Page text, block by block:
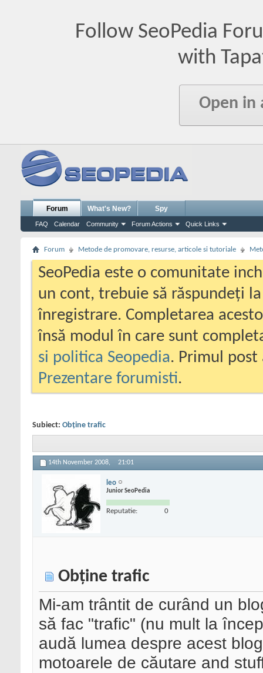
Follow SeoPedia
with
Open in
Forum
FAQ Calendar Community Forum Actions Quick Links
What's New? Spy
Forum Metode de promovare, resurse, articole si tutoriale
SeoPedia este o comunitate
un cont, trebuie să răspundeți
înregistrare. Completarea
însă modul în care sunt
si politica Seopedia. Primul
Prezentare forumisti.
Subiect: Obţine trafic
14th November 2008, 21:01
leo
Junior SeoPedia
Reputatie: 0
Obţine trafic
Mi-am trântit de curând un
să fac "trafic" (nu mult la
audă lumea despre acest
motoarele de căutare and